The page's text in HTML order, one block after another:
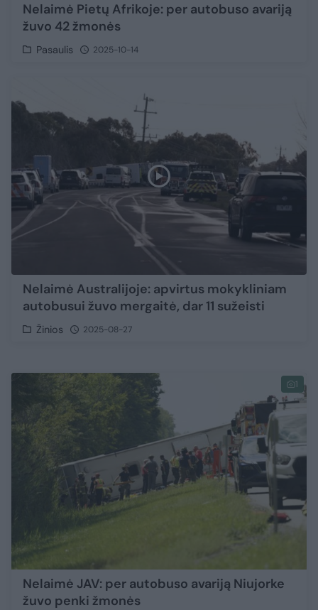
Nelaimė Pietų Afrikoje: per autobuso avariją
žuvo 42 žmonės
Pasaulis 2025-10-14
Nelaimė Australijoje: apvirtus mokykliniam
autobusui žuvo mergaitė, dar 11 sužeisti
Žinios 2025-08-27
1
Nelaimė JAV: per autobuso avariją Niujorke
žuvo penki žmonės